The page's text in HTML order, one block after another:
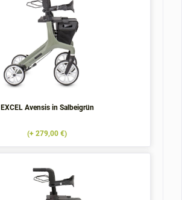
EXCEL Avensis in Salbeigrün
(+ 279,00 €)